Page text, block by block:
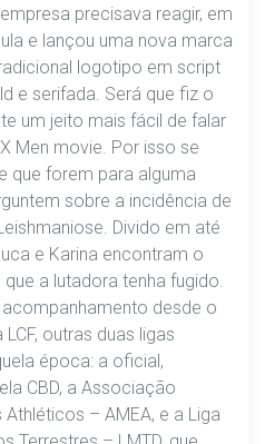
precisava reagir, em
e lançou uma nova marca
logotipo em script
e serifada. Será que fiz o
um jeito mais fácil de falar
Men movie. Por isso se
que forem para alguma
sobre a incidência de
Divido em até
e Karina encontram o
a lutadora tenha fugido.
desde o
outras duas ligas
época: a oficial,
CBD, a Associação
– AMEA, e a Liga